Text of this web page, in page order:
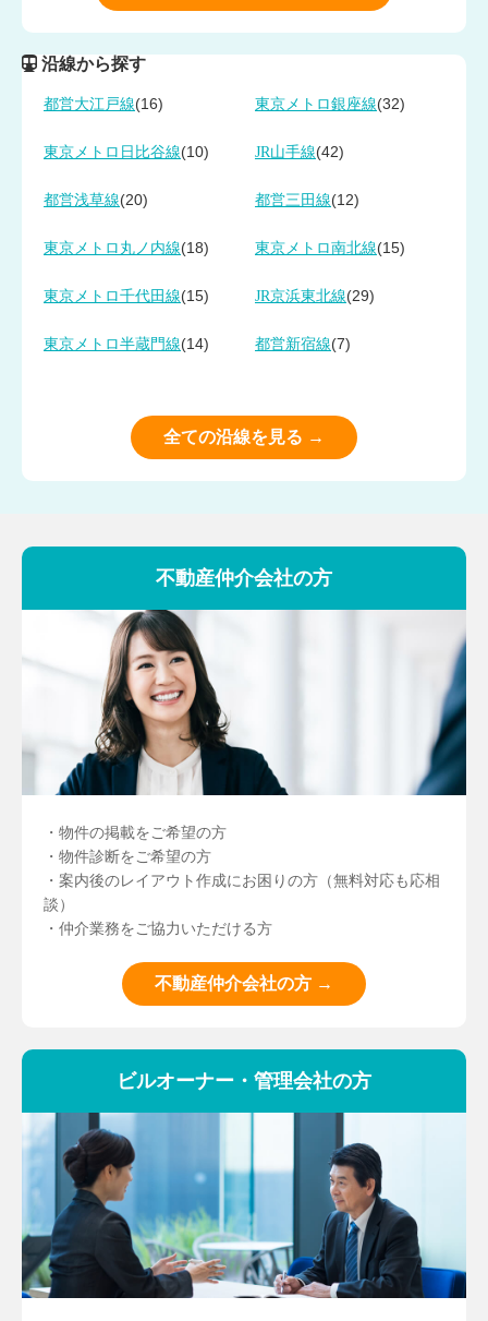
沿線から探す
都営大江戸線(16) 東京メトロ銀座線(32)
東京メトロ日比谷線(10) JR山手線(42)
都営浅草線(20) 都営三田線(12)
東京メトロ丸ノ内線(18) 東京メトロ南北線(15)
東京メトロ千代田線(15) JR京浜東北線(29)
東京メトロ半蔵門線(14) 都営新宿線(7)
全ての沿線を見る →
不動産仲介会社の方
・物件の掲載をご希望の方
・物件診断をご希望の方
・案内後のレイアウト作成にお困りの方（無料対応も応相
談）
・仲介業務をご協力いただける方
不動産仲介会社の方 →
ビルオーナー・管理会社の方